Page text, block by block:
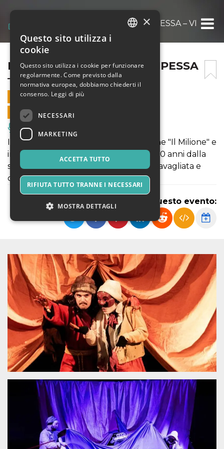
MARCO POLO E LA PRINCIPESSA –
MARCO POLO E LA PRINCIPESSA
– VENEZIA
10 SETTEMBRE 2025 - 20:00
VENDITE ONLINE TERMINATE
Musica, Eventi Live, Club
Ispirato alle avventure di Marco Polo ne "Il Milione" e
in occasione delle celebrazioni per i 700 anni dalla
sua morte nasce una storia d’amore travagliata e
combattuta,.
Condividi questo evento:
×
Questo sito utilizza i
cookie
Questo sito utilizza i cookie per funzionare
regolarmente. Come previsto dalla
normativa europea, dobbiamo chiederti il
consenso. Leggi di più
NECESSARI
MARKETING
ACCETTA TUTTO
RIFIUTA TUTTO TRANNE I NECESSARI
MOSTRA DETTAGLI
I cookie strettamente necessari o tecnici sono
indispensabili al funzionamento del sito. I
servizi qui presenti non potranno funzionare
senza.
Nome
Provider /
Dominio
Scadenza Descrizione
cf_clearance
Cloudflare,
Inc.
.oooh.events
1 anno
Clearance
Cookie from
CloudFlare
stores the proof
of challenge
passed. It is
used to no
longer issue a
captcha or
jschallenge
challenge if
present. It is
required to
reach origin
server.
wordpress_test_cookie
Automattic
Inc.
Sessione
Cookie di
Wordpress,